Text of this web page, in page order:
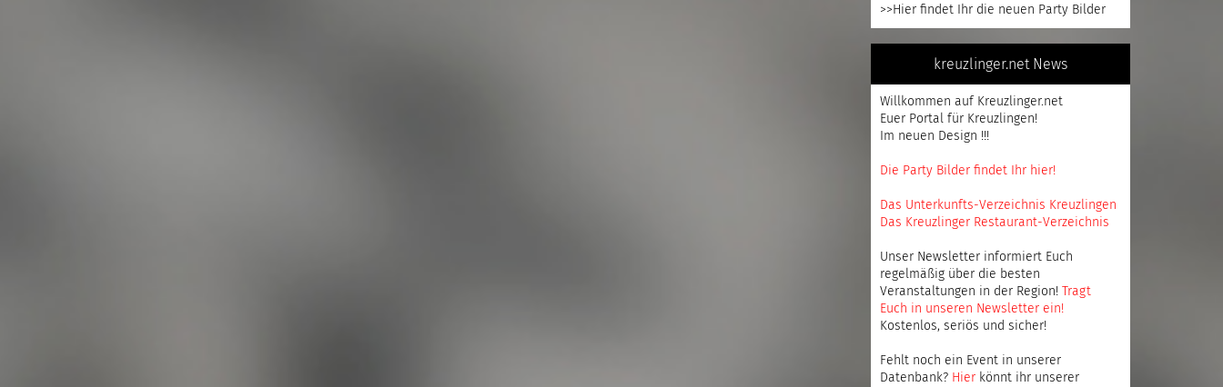
>>Hier findet Ihr die neuen Party Bilder
kreuzlinger.net News
Willkommen auf Kreuzlinger.net
Euer Portal für Kreuzlingen!
Im neuen Design !!!
Die Party Bilder findet Ihr hier!
Das Unterkunfts-Verzeichnis Kreuzlingen
Das Kreuzlinger Restaurant-Verzeichnis
Unser Newsletter informiert Euch
regelmäßig über die besten
Veranstaltungen in der Region! Tragt
Euch in unseren Newsletter ein!
Kostenlos, seriös und sicher!
Fehlt noch ein Event in unserer
Datenbank? Hier könnt ihr unserer